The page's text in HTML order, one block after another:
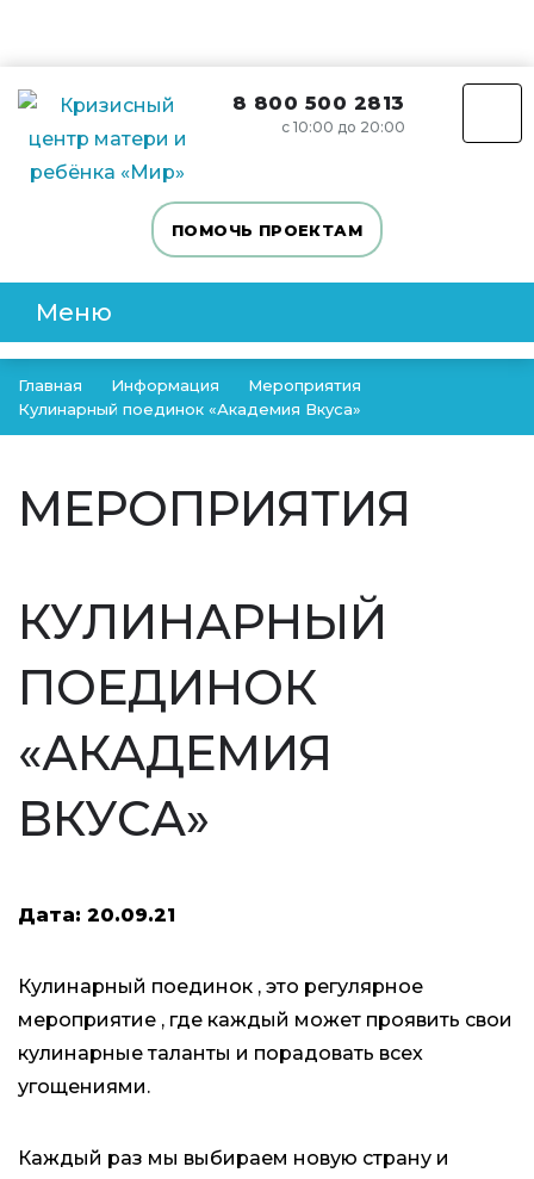
Меню
8 800 500 2813
с 10:00 до 20:00
ПОМОЧЬ ПРОЕКТАМ
Главная Информация
Мероприятия
Кулинарный поединок «Академия Вкуса»
МЕРОПРИЯТИЯ
КУЛИНАРНЫЙ
ПОЕДИНОК
«АКАДЕМИЯ
ВКУСА»
Дата: 20.09.21
Кулинарный поединок , это регулярное
мероприятие , где каждый может проявить свои
кулинарные таланты и порадовать всех
угощениями.
Каждый раз мы выбираем новую страну и